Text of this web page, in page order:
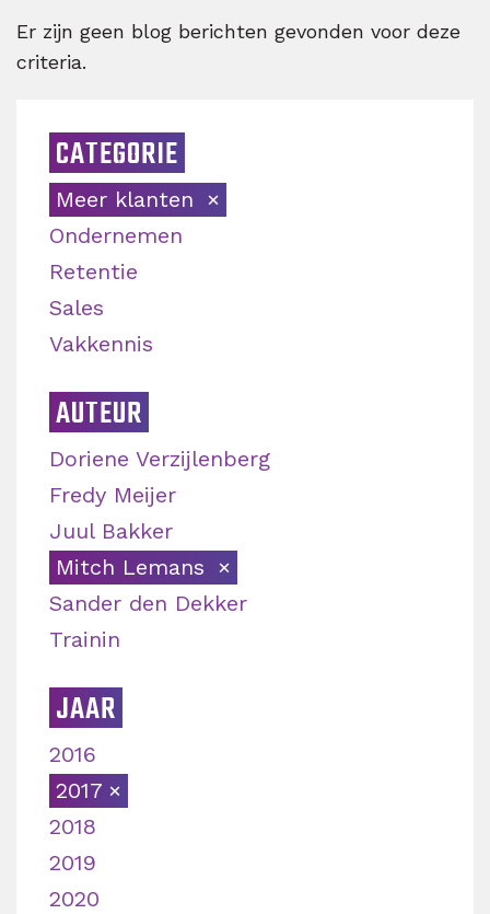
Er zijn geen blog berichten gevonden voor deze
criteria.
CATEGORIE
Meer klanten
Ondernemen
Retentie
Sales
Vakkennis
AUTEUR
Doriene Verzijlenberg
Fredy Meijer
Juul Bakker
Mitch Lemans
Sander den Dekker
Trainin
JAAR
2016
2017
2018
2019
2020